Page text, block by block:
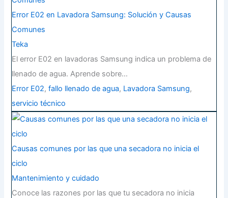
Error E02 en Lavadora Samsung: Solución y Causas
Comunes
Teka
El error E02 en lavadoras Samsung indica un problema de
llenado de agua. Aprende sobre…
Error E02,fallo llenado de agua, Lavadora Samsung,
servicio técnico
Causas comunes por las que una secadora no inicia el
ciclo
Mantenimiento y cuidado
Conoce las razones por las que tu secadora no inicia